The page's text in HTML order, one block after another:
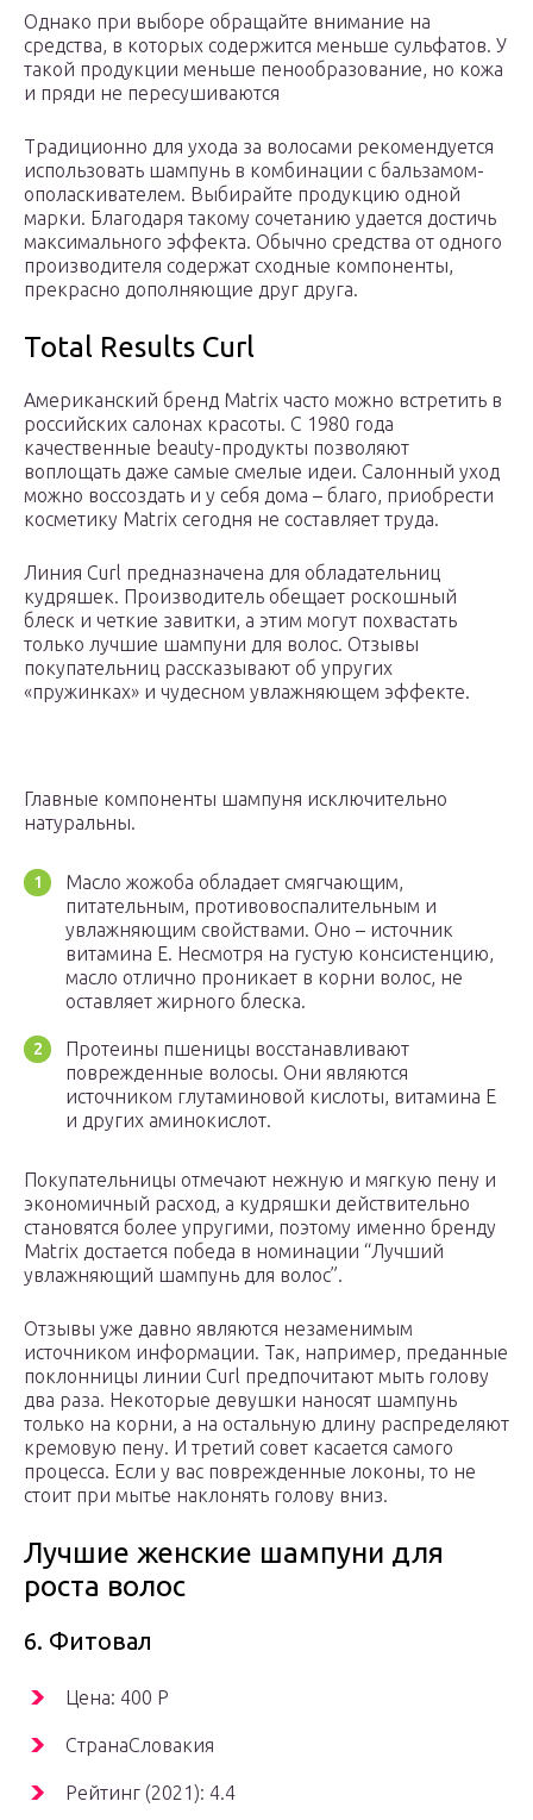
Однако при выборе обращайте внимание на
средства, в которых содержится меньше сульфатов. У
такой продукции меньше пенообразование, но кожа
и пряди не пересушиваются
Традиционно для ухода за волосами рекомендуется
использовать шампунь в комбинации с бальзамом-
ополаскивателем. Выбирайте продукцию одной
марки. Благодаря такому сочетанию удается достичь
максимального эффекта. Обычно средства от одного
производителя содержат сходные компоненты,
прекрасно дополняющие друг друга.
Total Results Curl
Американский бренд Matrix часто можно встретить в
российских салонах красоты. С 1980 года
качественные beauty-продукты позволяют
воплощать даже самые смелые идеи. Салонный уход
можно воссоздать и у себя дома – благо, приобрести
косметику Matrix сегодня не составляет труда.
Линия Curl предназначена для обладательниц
кудряшек. Производитель обещает роскошный
блеск и четкие завитки, а этим могут похвастать
только лучшие шампуни для волос. Отзывы
покупательниц рассказывают об упругих
«пружинках» и чудесном увлажняющем эффекте.
Главные компоненты шампуня исключительно
натуральны.
Масло жожоба обладает смягчающим,
питательным, противовоспалительным и
увлажняющим свойствами. Оно – источник
витамина Е. Несмотря на густую консистенцию,
масло отлично проникает в корни волос, не
оставляет жирного блеска.
Протеины пшеницы восстанавливают
поврежденные волосы. Они являются
источником глутаминовой кислоты, витамина Е
и других аминокислот.
Покупательницы отмечают нежную и мягкую пену и
экономичный расход, а кудряшки действительно
становятся более упругими, поэтому именно бренду
Matrix достается победа в номинации “Лучший
увлажняющий шампунь для волос”.
Отзывы уже давно являются незаменимым
источником информации. Так, например, преданные
поклонницы линии Curl предпочитают мыть голову
два раза. Некоторые девушки наносят шампунь
только на корни, а на остальную длину распределяют
кремовую пену. И третий совет касается самого
процесса. Если у вас поврежденные локоны, то не
стоит при мытье наклонять голову вниз.
Лучшие женские шампуни для
роста волос
6. Фитовал
Цена: 400 Р
СтранаСловакия
Рейтинг (2021): 4.4